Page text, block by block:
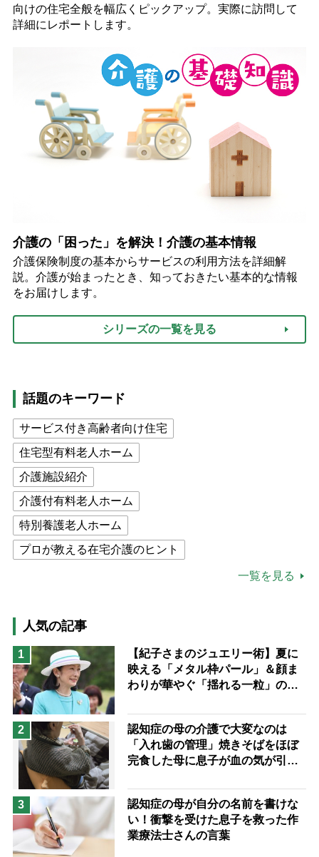
向けの住宅全般を幅広くピックアップ。実際に訪問して
詳細にレポートします。
介護の「困った」を解決！介護の基本情報
介護保険制度の基本からサービスの利用方法を詳細解
説。介護が始まったとき、知っておきたい基本的な情報
をお届けします。
シリーズの一覧を見る
話題のキーワード
サービス付き高齢者向け住宅
住宅型有料老人ホーム
介護施設紹介
介護付有料老人ホーム
特別養護老人ホーム
プロが教える在宅介護のヒント
猫が母になつきません
息子の遠距離介護サバイバル術
兄がボケました
便利なサービス
予防法
一覧を見る
人気の記事
1
【紀子さまのジュエリー術】夏に
映える「メタル枠パール」＆顔ま
わりが華やぐ「揺れる一粒」の使
2
認知症の母の介護で大変なのは
「入れ歯の管理」焼きそばをほぼ
完食した母に息子が血の気が引い
3
認知症の母が自分の名前を書けな
い！衝撃を受けた息子を救った作
業療法士さんの言葉